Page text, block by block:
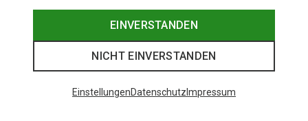
EINVERSTANDEN
NICHT EINVERSTANDEN
EinstellungenDatenschutz Impressum